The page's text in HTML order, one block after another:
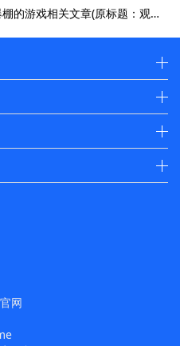
下一篇：观看无需付费，正能量爆棚的游戏相关文章(原标题：观看无需付费，正能量爆棚的游戏相关文章新标题：绝无付费！游戏文章正能量爆棚，观看尽兴)
网